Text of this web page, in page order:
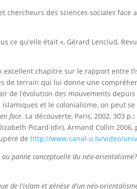
chercheurs des sciences sociales
ce qu'elle était », Gérard Lenclud,
excellent chapitre sur le rapport entre
de terrain qui lui donne une
de l’évolution des mouvements
et le colonialisme, on peut
face. La découverte, Paris, 2002, 303
Picard (dir), Armand Collin 2006,
de http://www.canal-u.tv/video/
panne conceptuelle du néo-
de l'islam et génèse d'un néo-